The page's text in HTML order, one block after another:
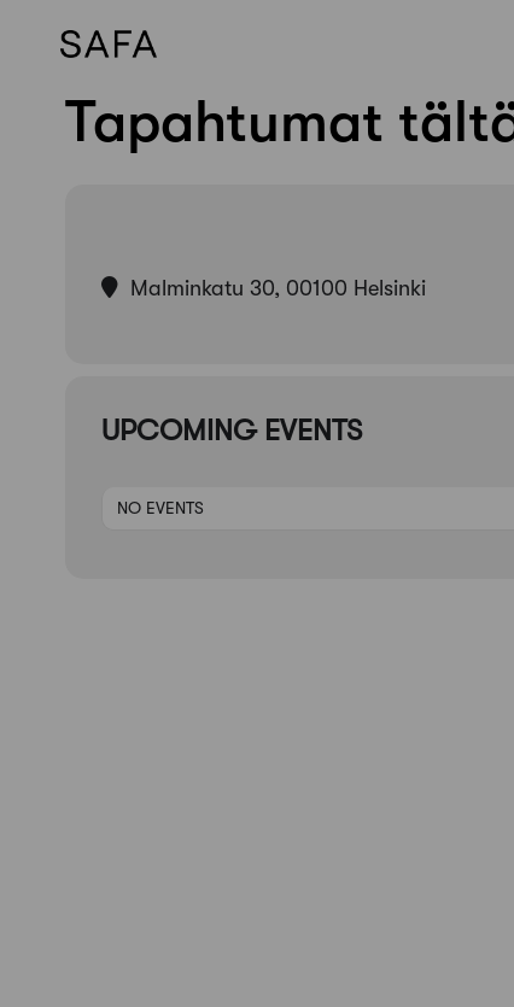
Tapahtumat
Malminkatu 30, 00100 Helsinki
UPCOMING EVENTS
NO EVENTS